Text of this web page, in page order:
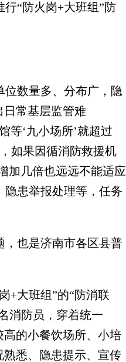
“防火岗+大班组”防
数量多、分布广，隐
日常基层监管难
等‘九小场所’就超过
如果因循消防救援机
加几倍也远远不能适应
患举报处理等，任务
也是济南市各区县普
大班组”的“防消联
消防员，穿着统一
高的小餐饮场所、小培
悉、隐患提示、宣传